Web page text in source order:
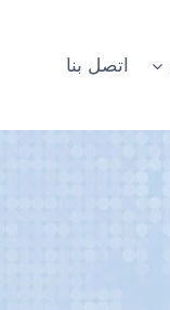
اتصل بنا